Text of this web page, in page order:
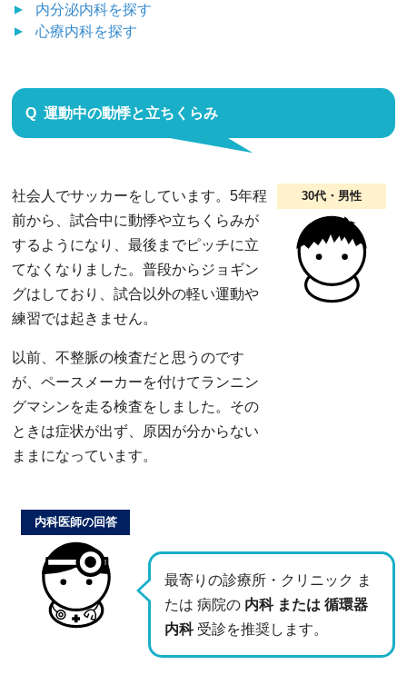
内分泌内科を探す
心療内科を探す
運動中の動悸と立ちくらみ
30代・男性
社会人でサッカーをしています。5年程
前から、試合中に動悸や立ちくらみが
するようになり、最後までピッチに立
てなくなりました。普段からジョギン
グはしており、試合以外の軽い運動や
練習では起きません。
以前、不整脈の検査だと思うのです
が、ペースメーカーを付けてランニン
グマシンを走る検査をしました。その
ときは症状が出ず、原因が分からない
ままになっています。
最寄りの診療所・クリニック ま
たは 病院の 内科 または 循環器
内科 受診を推奨します。
内科医師の回答